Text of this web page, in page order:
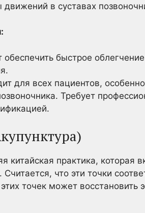
в суставах
быстрое
для всех пациентов,
Требует
китайская практика, которая
что эти точки
точек может восстановить